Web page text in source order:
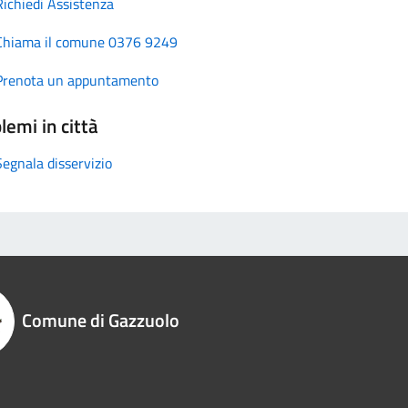
il comune 0376 9249
un appuntamento
in città
disservizio
Comune di Gazzuolo